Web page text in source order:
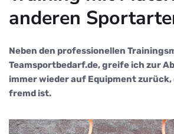
anderen
Neben den professionellen
Teamsportbedarf.de, greife ich zur
immer wieder auf Equipment
fremd ist.